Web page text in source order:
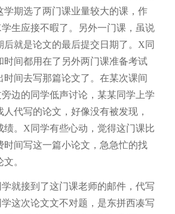
学期选了两门课业量较大的课，作
生应接不暇了。另外一门课，虽说
后就是论文的最后提交日期了。X同
时间都用在了另外两门课准备考试
时间去写那篇论文了。在某次课间
边的同学低声讨论，某某同学上学
代写的论文，好像没有被发现，
绩。X同学有些心动，觉得这门课比
时间写这一篇小论文，急急忙的找
。
就接到了这门课老师的邮件，代写
这次论文文不对题，是东拼西凑写